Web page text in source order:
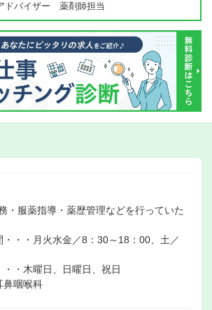
ドバイザー 薬剤師担当
・服薬指導・薬歴管理などを行っていた
・・月火水金／8：30～18：00、土／
・木曜日、日曜日、祝日
鼻咽喉科